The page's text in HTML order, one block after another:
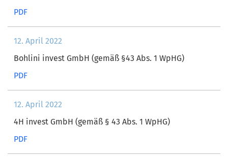
PDF
12. April 2022
Bohlini invest GmbH (gemäß §43 Abs. 1 WpHG)
PDF
12. April 2022
4H invest GmbH (gemäß § 43 Abs. 1 WpHG)
PDF